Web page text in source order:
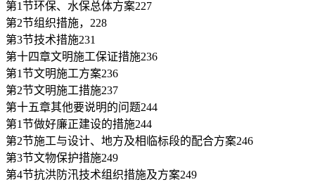
第1节环保、水保总体方案227
第2节组织措施，228
第3节技术措施231
第十四章文明施工保证措施236
第1节文明施工方案236
第2节文明施工措施237
第十五章其他要说明的问题244
第1节做好廉正建设的措施244
第2节施工与设计、地方及相临标段的配合方案246
第3节文物保护措施249
第4节抗洪防汛技术组织措施及方案249